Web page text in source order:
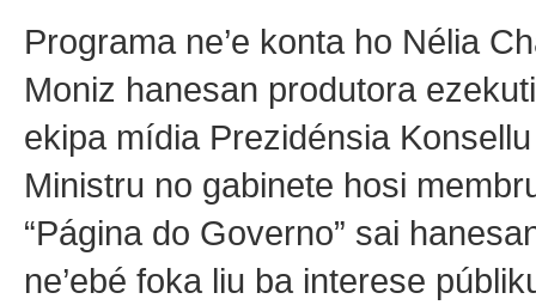
Programa ne’e konta ho Nélia
Moniz hanesan produtora
ekipa mídia Prezidénsia
Ministru no gabinete hosi
“Página do Governo” sai
ne’ebé foka liu ba interese